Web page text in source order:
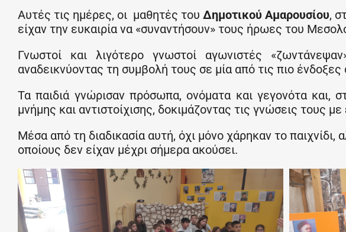
Αυτές τις ημέρες, οι μαθητές τουΔημοτικού Αμαρουσίου,
είχαν την ευκαιρία να «συναντήσουν» τους ήρωες του
Γνωστοί και λιγότερο γνωστοί αγωνιστές
αναδεικνύοντας τη συμβολή τους σε μία από τις πιο ένδοξες
Τα παιδιά γνώρισαν πρόσωπα, ονόματα και γεγονότα και,
μνήμης και αντιστοίχισης, δοκιμάζοντας τις γνώσεις τους
Μέσα από τη διαδικασία αυτή, όχι μόνο χάρηκαν το
οποίους δεν είχαν μέχρι σήμερα ακούσει.